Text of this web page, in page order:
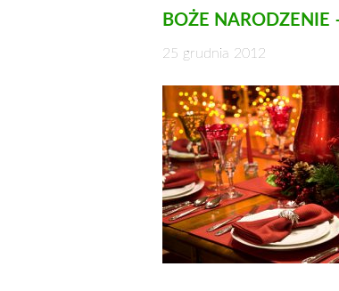
BOŻE NARODZENIE
25 grudnia 2012